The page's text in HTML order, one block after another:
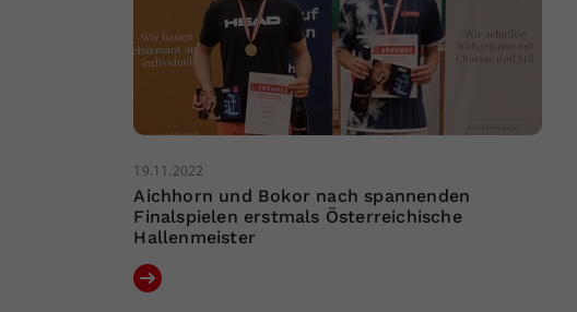
19.11.2022
Aichhorn und Bokor nach spannenden
Finalspielen erstmals Österreichische
Hallenmeister